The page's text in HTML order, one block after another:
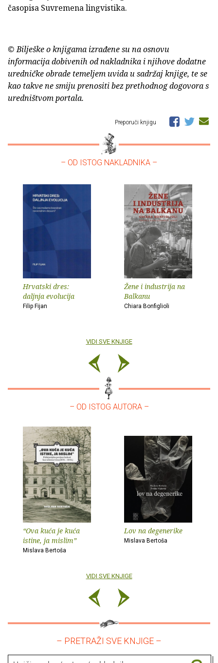
časopisa Suvremena lingvistika.
© Bilješke o knjigama izrađene su na osnovu
informacija dobivenih od nakladnika i njihove dodatne
uredničke obrade temeljem uvida u sadržaj knjige, te se
kao takve ne smiju prenositi bez prethodnog dogovora s
uredništvom portala.
Preporuči knjigu
– OD ISTOG NAKLADNIKA –
Hrvatski dres:
daljnja evolucija
Filip Fijan
Žene i industrija na
Balkanu
Chiara Bonfiglioli
VIDI SVE KNJIGE
– OD ISTOG AUTORA –
“Ova kuća je kuća
istine, ja mislim”
Mislava Bertoša
Lov na degenerike
Mislava Bertoša
VIDI SVE KNJIGE
– PRETRAŽI SVE KNJIGE –